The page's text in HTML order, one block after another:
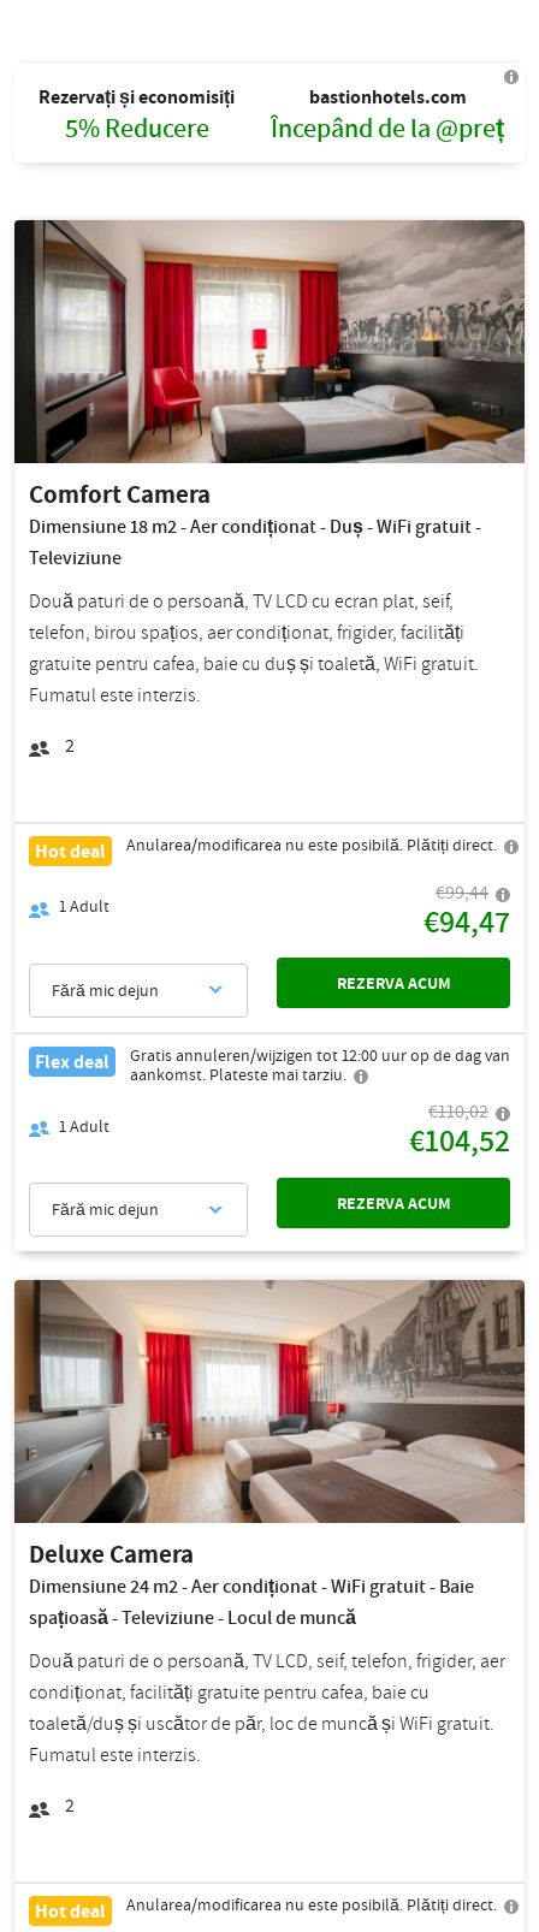
Rezervați și economisiți
5% Reducere
bastionhotels.com
Începând de la @preț
Comfort Camera
Dimensiune 18 m2 - Aer condiționat - Duș - WiFi gratuit -
Televiziune
Două paturi de o persoană, TV LCD cu ecran plat, seif,
telefon, birou spațios, aer condiționat, frigider, facilități
gratuite pentru cafea, baie cu duș și toaletă, WiFi gratuit.
Fumatul este interzis.
2
Hot deal Anularea/modificarea nu este posibilă. Plătiți direct.
1Adult
€99,44
€94,47
Fără mic dejun REZERVA ACUM
Flex deal
Gratis annuleren/wijzigen tot 12:00 uur op de dag van
aankomst. Plateste mai tarziu.
1Adult
€110,02
€104,52
Fără mic dejun REZERVA ACUM
Deluxe Camera
Dimensiune 24 m2 - Aer condiționat - WiFi gratuit - Baie
spațioasă - Televiziune - Locul de muncă
Două paturi de o persoană, TV LCD, seif, telefon, frigider, aer
condiționat, facilități gratuite pentru cafea, baie cu
toaletă/duș și uscător de păr, loc de muncă și WiFi gratuit.
Fumatul este interzis.
2
Hot deal Anularea/modificarea nu este posibilă. Plătiți direct.